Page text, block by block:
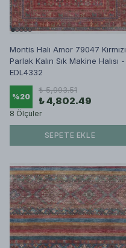
Montis Halı Amor 79047 Kırmızı
Parlak Kalın Sık Makine Halısı -
EDL4332
%20
₺ 5,993.51
₺ 4,802.49
8 Ölçüler
SEPETE EKLE